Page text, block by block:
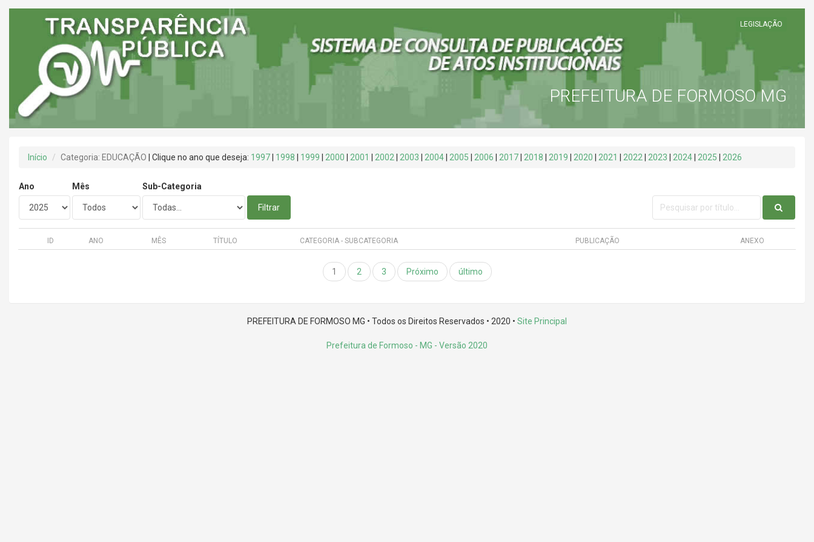
LEGISLAÇÃO
PREFEITURA DE FORMOSO MG
Início Categoria: EDUCAÇÃO | Clique no ano que deseja: 1997 1998 1999 2000 2001 2002 2003 2004 2005 2006 2017 2018 2019 2020 2021 2022 2023 2024 2025 2026
Ano Mês Sub-Categoria
Filtrar
ID ANO MÊS TÍTULO CATEGORIA - SUBCATEGORIA PUBLICAÇÃO ANEXO
1 2 3 Próximo último
PREFEITURA DE FORMOSO MG • Todos os Direitos Reservados • 2020 • Site Principal
Prefeitura de Formoso - MG - Versão 2020